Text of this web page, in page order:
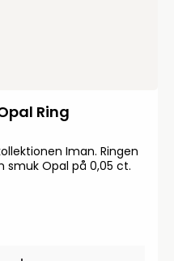
Ring
Iman. Ringen
smuk Opal på 0,05 ct.